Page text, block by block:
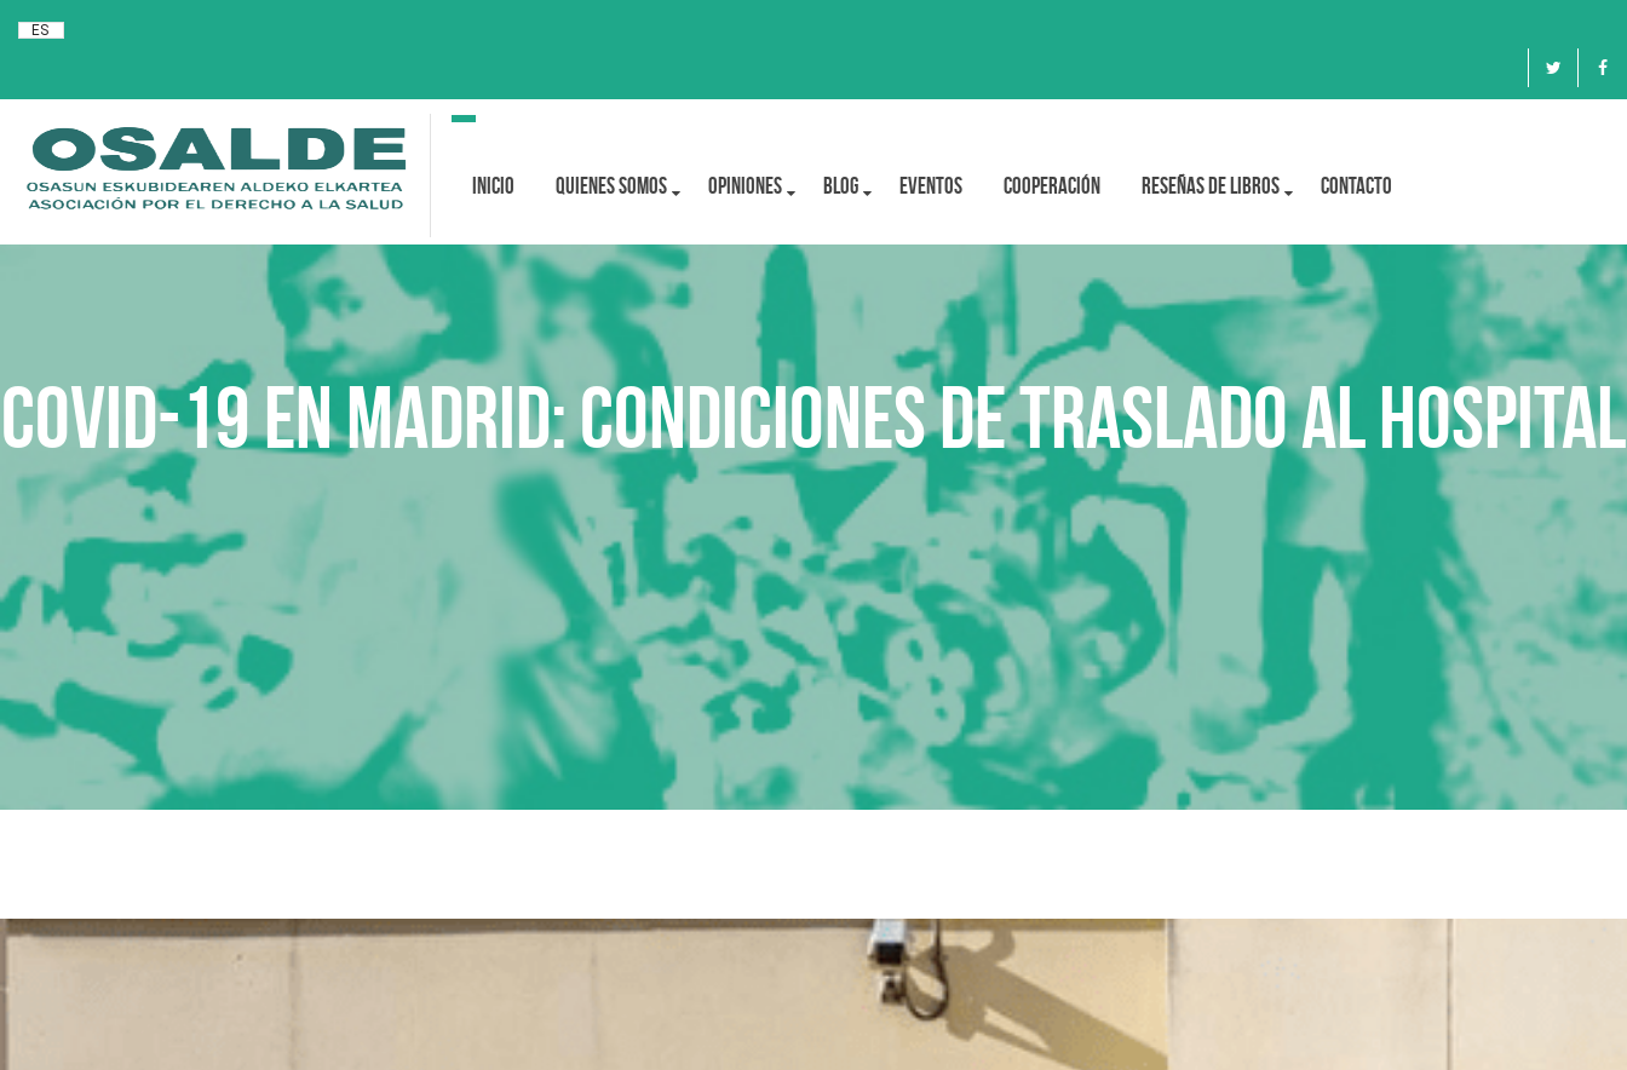
ES
Toggle
Inicio Quienes Somos OPINIONES BLOG Eventos Cooperación Reseñas de libros Contacto
Covid-19 en Madrid: Condiciones de traslado al hospital